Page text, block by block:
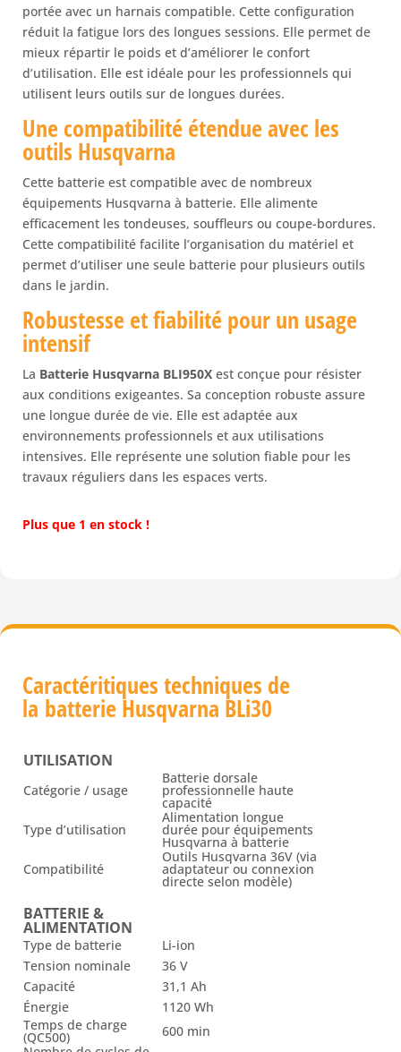
portée avec un harnais compatible. Cette configuration
réduit la fatigue lors des longues sessions. Elle permet de
mieux répartir le poids et d’améliorer le confort
d’utilisation. Elle est idéale pour les professionnels qui
utilisent leurs outils sur de longues durées.
Une compatibilité étendue avec les
outils Husqvarna
Cette batterie est compatible avec de nombreux
équipements Husqvarna à batterie. Elle alimente
efficacement les tondeuses, souffleurs ou coupe-bordures.
Cette compatibilité facilite l’organisation du matériel et
permet d’utiliser une seule batterie pour plusieurs outils
dans le jardin.
Robustesse et fiabilité pour un usage
intensif
La Batterie Husqvarna BLI950X est conçue pour résister
aux conditions exigeantes. Sa conception robuste assure
une longue durée de vie. Elle est adaptée aux
environnements professionnels et aux utilisations
intensives. Elle représente une solution fiable pour les
travaux réguliers dans les espaces verts.
Plus que 1 en stock !
Caractéritiques techniques de
la batterie Husqvarna BLi30
UTILISATION
Catégorie / usage
Batterie dorsale
professionnelle haute
capacité
Type d’utilisation
Alimentation longue
durée pour équipements
Husqvarna à batterie
Compatibilité
Outils Husqvarna 36V (via
adaptateur ou connexion
directe selon modèle)
BATTERIE &
ALIMENTATION
Type de batterie
Li-ion
Tension nominale
36 V
Capacité
31,1 Ah
Énergie
1120 Wh
Temps de charge
(QC500)
600 min